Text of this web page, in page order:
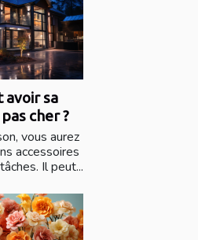
avoir sa
cher ?
vous aurez
accessoires
Il peut...